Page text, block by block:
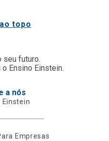
topo
seu futuro.
Ensino Einstein.
a nós
Einstein
Empresas